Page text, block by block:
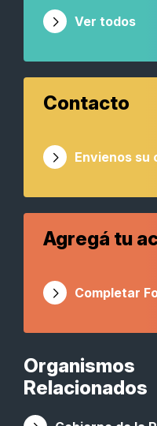
Organismos
Relacionados
Ver todos
Contacto
Envienos su
Agregá tu
Completar